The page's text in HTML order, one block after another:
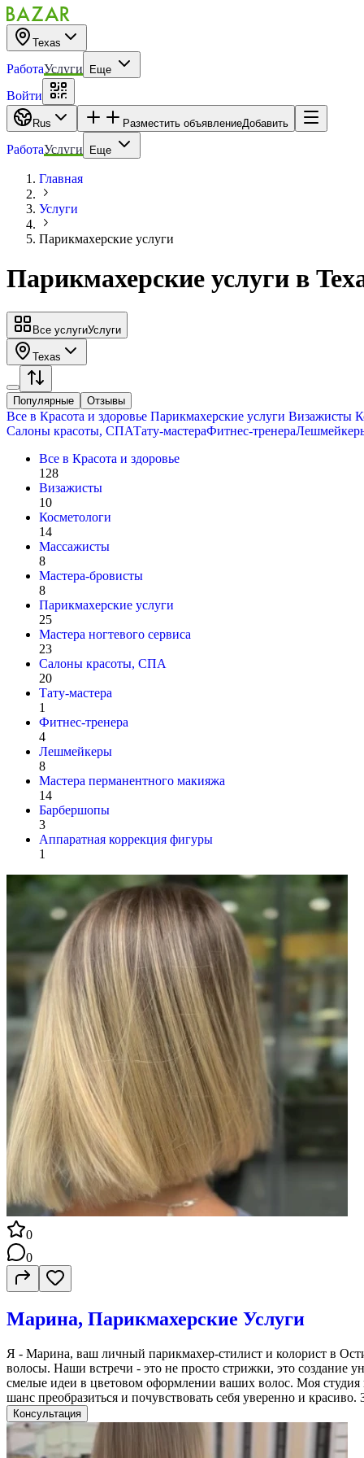
Texas
РаботаУслуги Еще
Войти
Rus Разместить объявлениеДобавить
РаботаУслуги Еще
Главная
Услуги
Парикмахерские услуги
Парикмахерские услуги в
Все услугиУслуги
Texas
Популярные Отзывы
Все в Красота и здоровье Парикмахерские услуги Визажисты
Салоны красоты, СПАТату-мастераФитнес-тренера
Все в Красота и здоровье
128
Визажисты
10
Косметологи
14
Массажисты
8
Мастера-бровисты
8
Парикмахерские услуги
25
Мастера ногтевого сервиса
23
Салоны красоты, СПА
20
Тату-мастера
1
Фитнес-тренера
4
Лешмейкеры
8
Мастера перманентного макияжа
14
Барбершопы
3
Аппаратная коррекция фигуры
1
0
0
Марина, Парикмахерские Услуги
Я - Марина, ваш личный парикмахер-стилист и колорист в
волосы. Наши встречи - это не просто стрижки, это создание
смелые идеи в цветовом оформлении ваших волос. Моя студия
шанс преобразиться и почувствовать себя уверенно и
Консультация